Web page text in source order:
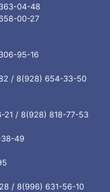
04-48
00-27
95-16
/ 8(928) 654-33-50
21 / 8(928) 818-77-53
49
/ 8(996) 631-56-10